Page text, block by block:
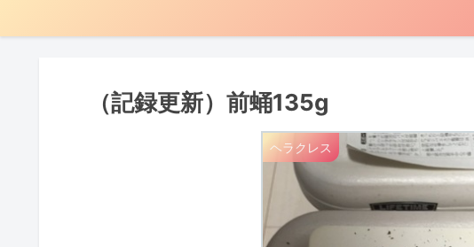
（記録更新）前蛹135g
ヘラクレス